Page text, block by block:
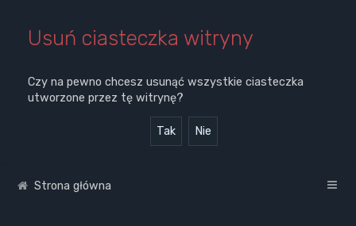
Usuń ciasteczka witryny
Czy na pewno chcesz usunąć wszystkie ciasteczka
utworzone przez tę witrynę?
Strona główna